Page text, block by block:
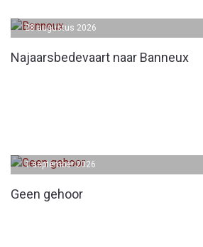
Najaarsbedevaart naar Banneux
28 augustus 2026
Geen gehoor
1 september 2026